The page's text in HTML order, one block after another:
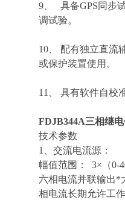
9、 具备GPS同步
调试验。
10、 配有独立直流
或保护装置使用。
11、 具有软件自校
FDJB344A三相继
技术参数
1、交流电流源：
幅值范围： 3×（0-
六相电流并联输出*
相电流长期允许工